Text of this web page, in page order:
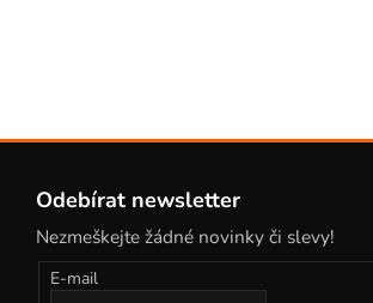
Odebírat newsletter
Nezmeškejte žádné novinky či slevy!
E-mail